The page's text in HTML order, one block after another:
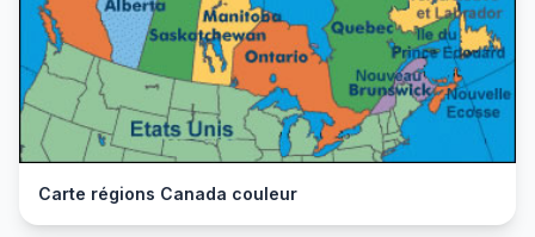
Carte régions Canada couleur